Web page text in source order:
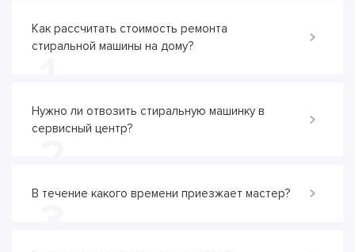
Как рассчитать стоимость ремонта
стиральной машины на дому?
Нужно ли отвозить стиральную машинку в
сервисный центр?
В течение какого времени приезжает мастер?